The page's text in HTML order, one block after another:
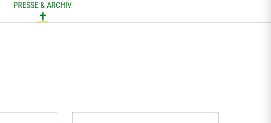
PRESSE & ARCHIV